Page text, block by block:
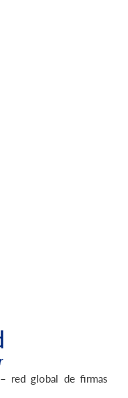
– red global de firmas